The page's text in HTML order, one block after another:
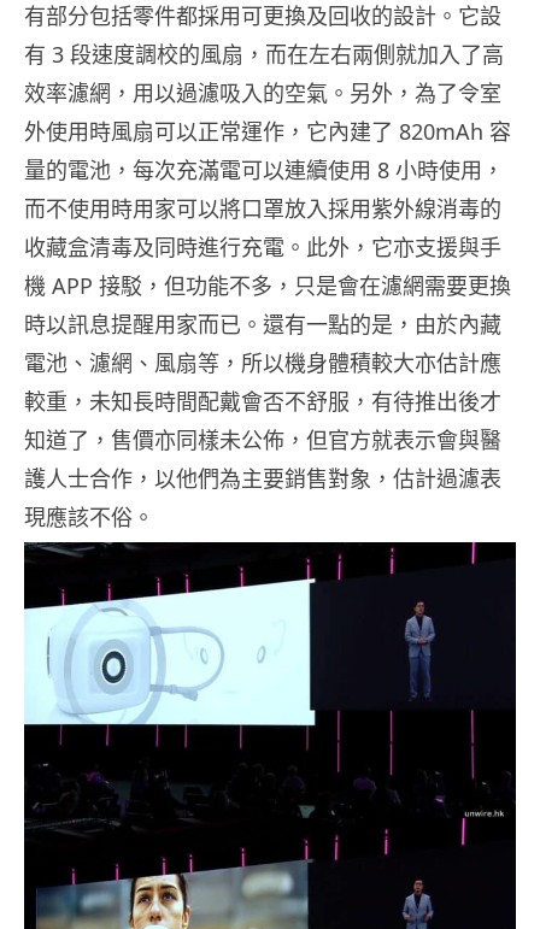
有部分包括零件都採用可更換及回收的設計。它設
有 3 段速度調校的風扇，而在左右兩側就加入了高
效率濾網，用以過濾吸入的空氣。另外，為了令室
外使用時風扇可以正常運作，它內建了 820mAh 容
量的電池，每次充滿電可以連續使用 8 小時使用，
而不使用時用家可以將口罩放入採用紫外線消毒的
收藏盒清毒及同時進行充電。此外，它亦支援與手
機 APP 接駁，但功能不多，只是會在濾網需要更換
時以訊息提醒用家而已。還有一點的是，由於內藏
電池、濾網、風扇等，所以機身體積較大亦估計應
較重，未知長時間配戴會否不舒服，有待推出後才
知道了，售價亦同樣未公佈，但官方就表示會與醫
護人士合作，以他們為主要銷售對象，估計過濾表
現應該不俗。